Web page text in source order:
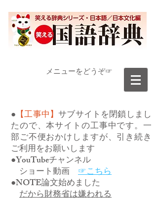
​メニューをどうぞ☞
● 【工事中】サブサイトを閉鎖しまし
たので、本サイトの工事中です。一
部ご不便おかけしますが、引き続き
ご利用をお願いします
●YouTubeチャンネル
ショート動画 ☞こちら
●NOTE論文始めました
だから財務省は嫌われる